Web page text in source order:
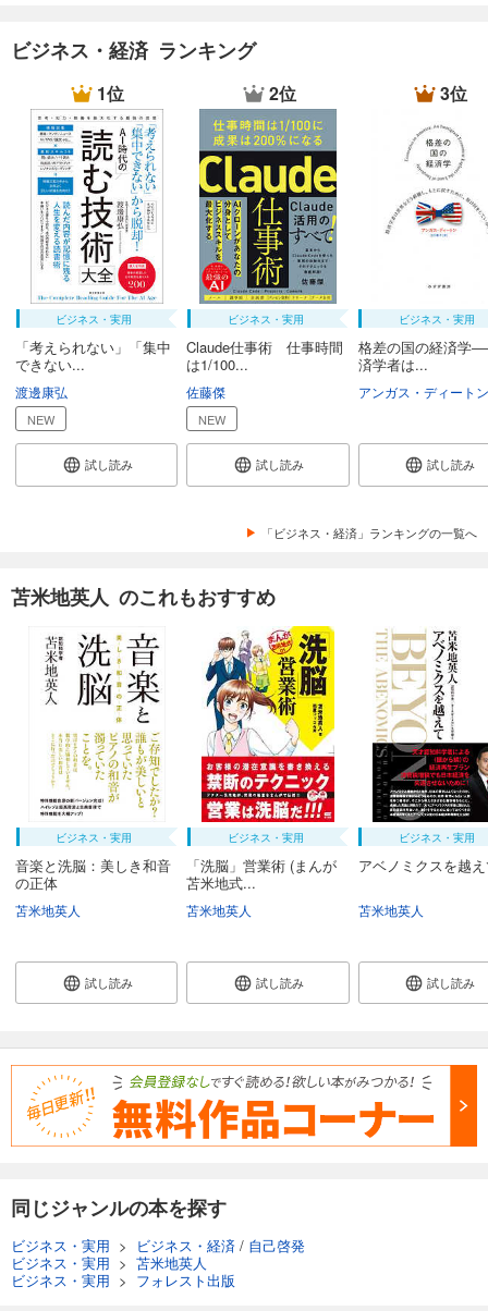
ビジネス・経済 ランキング
1位
ビジネス・実用
「考えられない」「集中
できない...
渡邊康弘
NEW
試し読み
2位
ビジネス・実用
Claude仕事術 仕事時間
は1/100...
佐藤傑
NEW
試し読み
3位
ビジネス・実用
格差の国の経済学
済学者は...
アンガス・ディートン
試し読み
「ビジネス・経済」ランキングの一覧へ
苫米地英人 のこれもおすすめ
ビジネス・実用
音楽と洗脳：美しき和音
の正体
苫米地英人
試し読み
ビジネス・実用
「洗脳」営業術 (まんが
苫米地式...
苫米地英人
試し読み
ビジネス・実用
アベノミクスを越
苫米地英人
試し読み
同じジャンルの本を探す
ビジネス・実用 > ビジネス・経済 / 自己啓発
ビジネス・実用 > 苫米地英人
ビジネス・実用 > フォレスト出版